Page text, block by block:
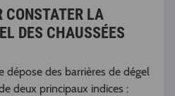
CONSTATER LA
DES CHAUSSÉES
dépose des barrières de dégel
deux principaux indices :